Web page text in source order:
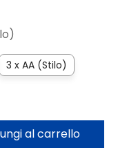
3 x AA (Stilo)
al carrello